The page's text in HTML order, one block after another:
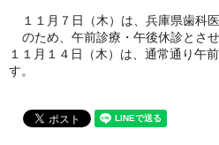
１１月７日（木）は、兵庫県歯科
のため、午前診療・午後休診とさ
１１月１４日（木）は、通常通り午
す。